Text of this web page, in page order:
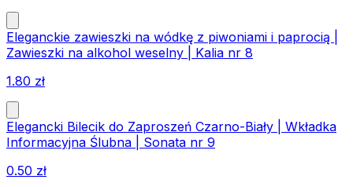
Eleganckie zawieszki na wódkę z piwoniami i paprocią |
Zawieszki na alkohol weselny | Kalia nr 8
1.80 zł
Elegancki Bilecik do Zaproszeń Czarno-Biały | Wkładka
Informacyjna Ślubna | Sonata nr 9
0.50 zł